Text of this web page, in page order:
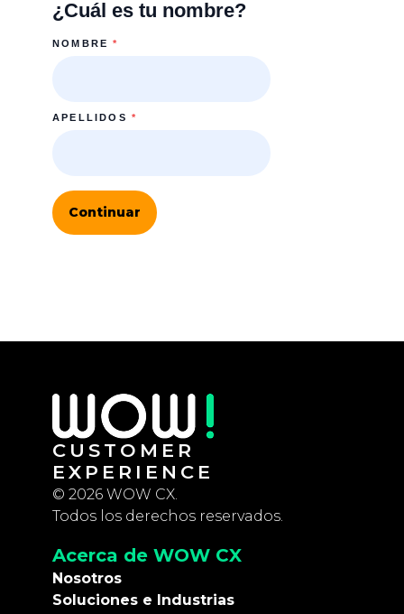
¿Cuál es tu nombre?
NOMBRE*
APELLIDOS *
Continuar
CUSTOMER
EXPERIENCE
© 2026 WOW CX.
Todos los derechos reservados.
Acerca de WOW CX
Nosotros
Soluciones e Industrias